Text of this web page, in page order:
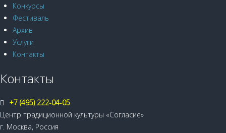
Конкурсы
Фестиваль
Архив
Услуги
Контакты
Контакты
+7 (495) 222-04-05
Центр традиционной культуры «Согласие»
г. Москва, Россия